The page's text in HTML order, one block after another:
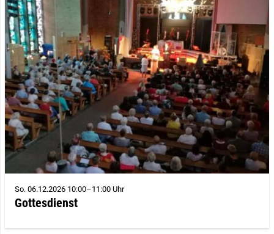
So. 06.12.2026 10:00–11:00 Uhr
Gottesdienst